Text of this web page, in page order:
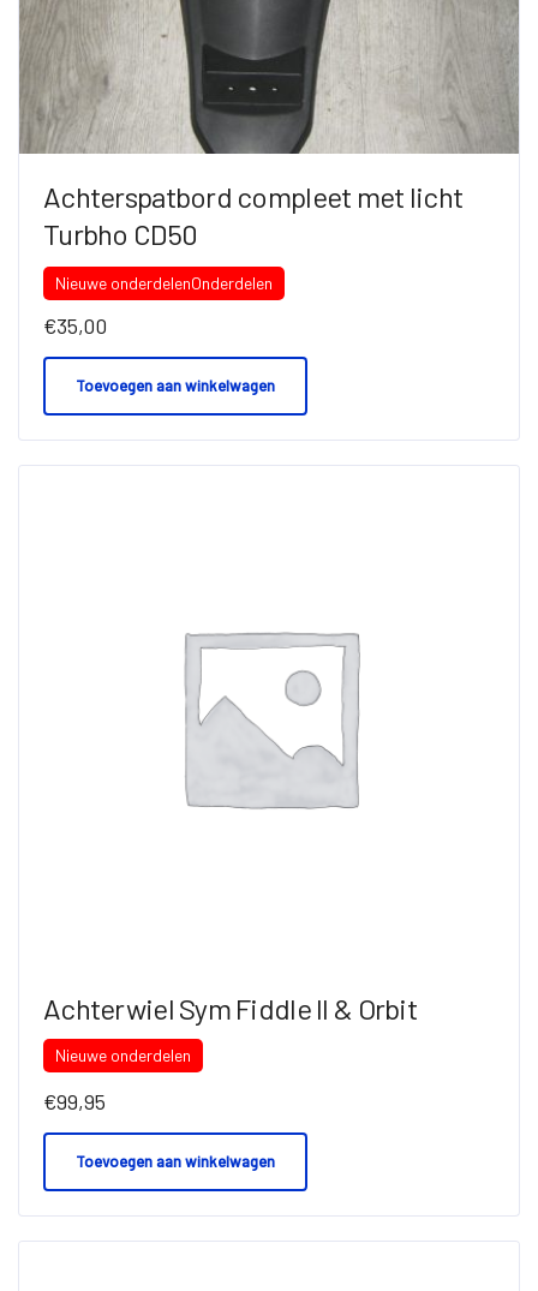
Achterspatbord compleet met licht
Turbho CD50
Nieuwe onderdelenOnderdelen
€35,00
Toevoegen aan winkelwagen
Achterwiel Sym Fiddle II & Orbit
Nieuwe onderdelen
€99,95
Toevoegen aan winkelwagen